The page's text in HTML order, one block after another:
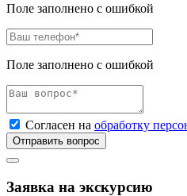
Поле заполнено с ошибкой
Поле заполнено с ошибкой
Согласен на обработку
Отправить вопрос
Заявка на экскурсию